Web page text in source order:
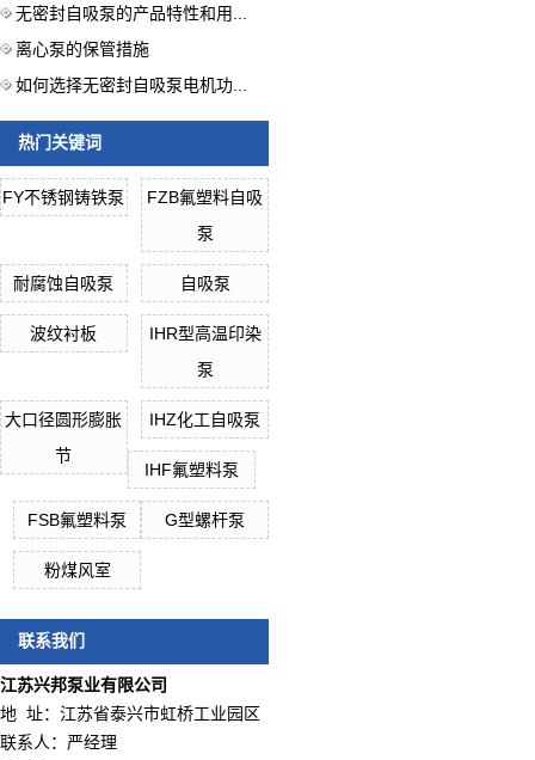
无密封自吸泵的产品特性和用...
离心泵的保管措施
如何选择无密封自吸泵电机功...
热门关键词
FY不锈钢铸铁泵
FZB氟塑料自吸
泵
耐腐蚀自吸泵 自吸泵
波纹衬板
IHR型高温印染
泵
大口径圆形膨胀
节
IHZ化工自吸泵
IHF氟塑料泵
FSB氟塑料泵 G型螺杆泵
粉煤风室
联系我们
江苏兴邦泵业有限公司
地 址：江苏省泰兴市虹桥工业园区
联系人：严经理